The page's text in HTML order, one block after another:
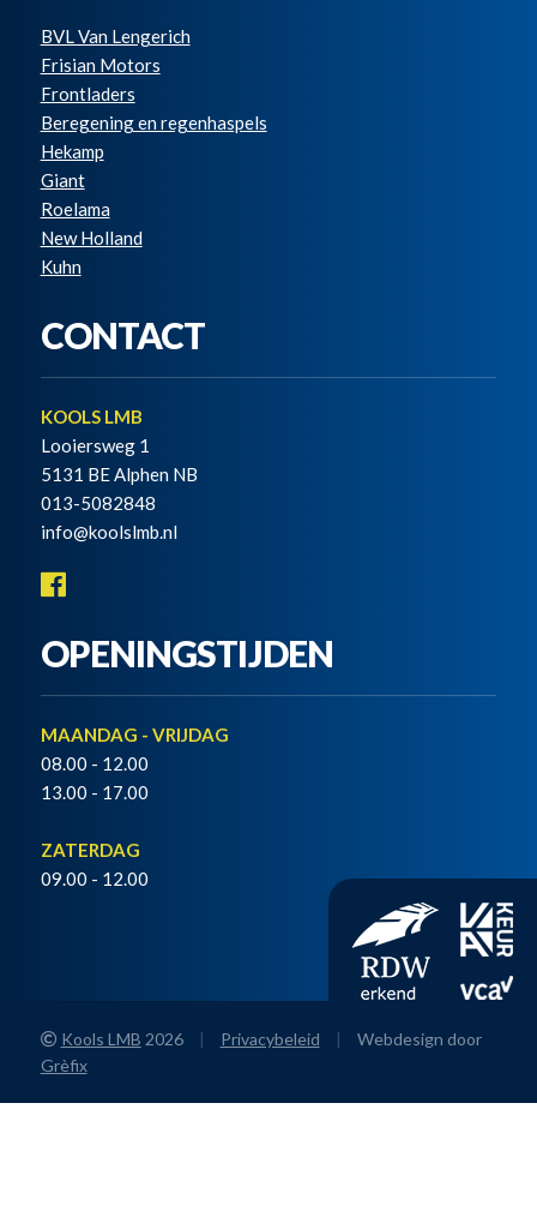
BVL Van Lengerich
Frisian Motors
Frontladers
Beregening en regenhaspels
Hekamp
Giant
Roelama
New Holland
Kuhn
CONTACT
KOOLS LMB
Looiersweg 1
5131 BE Alphen NB
013-5082848
info@koolslmb.nl
OPENINGSTIJDEN
MAANDAG - VRIJDAG
08.00 - 12.00
13.00 - 17.00
ZATERDAG
09.00 - 12.00
Kools LMB 2026 | Privacybeleid |
Webdesign door
Grèfix